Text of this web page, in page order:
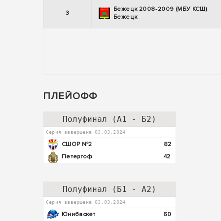
3
Бежецк 2008-2009 (МБУ КСШ)
Бежецк
ПЛЕЙОФФ
Полуфинал (А1 - Б2)
Серия завершена 03.03.2024
СШОР №2
82
Петергоф
42
Полуфинал (Б1 - А2)
Серия завершена 03.03.2024
Юнибаскет
60